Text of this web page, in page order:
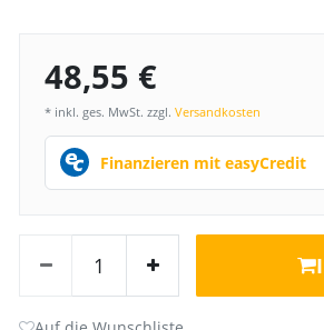
48,55 €
* inkl. ges. MwSt. zzgl.Versandkosten
Finanzieren mit easyCredit